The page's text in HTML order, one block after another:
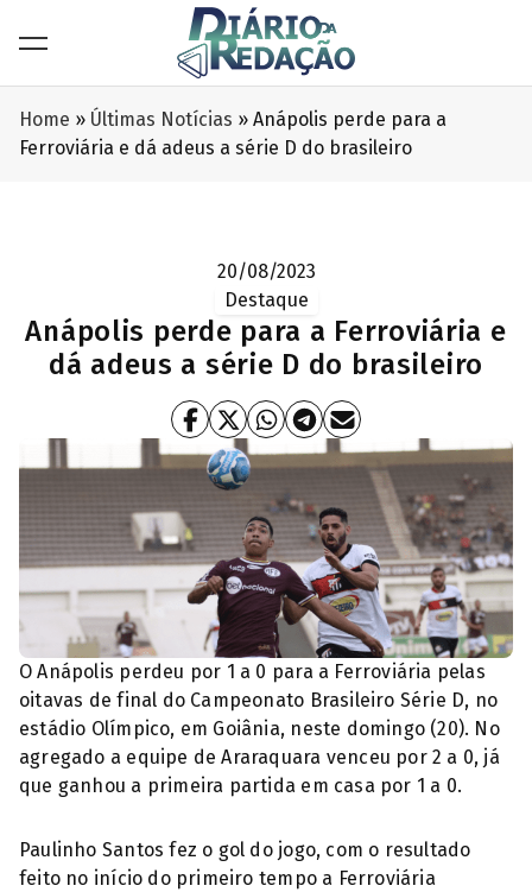
Home » Últimas Notícias » Anápolis perde para a
Ferroviária e dá adeus a série D do brasileiro
20/08/2023
Destaque
Anápolis perde para a Ferroviária e
dá adeus a série D do brasileiro
O Anápolis perdeu por 1 a 0 para a Ferroviária pelas
oitavas de final do Campeonato Brasileiro Série D, no
estádio Olímpico, em Goiânia, neste domingo (20). No
agregado a equipe de Araraquara venceu por 2 a 0, já
que ganhou a primeira partida em casa por 1 a 0.
Paulinho Santos fez o gol do jogo, com o resultado
feito no início do primeiro tempo a Ferroviária